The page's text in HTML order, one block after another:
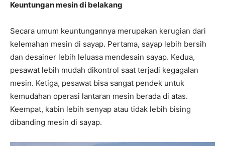
Keuntungan mesin di belakang
Secara umum keuntungannya merupakan kerugian dari
kelemahan mesin di sayap. Pertama, sayap lebih bersih
dan desainer lebih leluasa mendesain sayap. Kedua,
pesawat lebih mudah dikontrol saat terjadi kegagalan
mesin. Ketiga, pesawat bisa sangat pendek untuk
kemudahan operasi lantaran mesin berada di atas.
Keempat, kabin lebih senyap atau tidak lebih bising
dibanding mesin di sayap.